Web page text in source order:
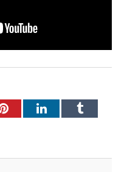
PinterestLinkedInTumblr